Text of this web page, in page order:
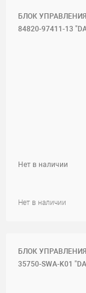
БЛОК УПРАВЛЕНИЯ
84820-97411-13
Нет в наличии
Нет в наличии
БЛОК УПРАВЛЕНИЯ
35750-SWA-K01